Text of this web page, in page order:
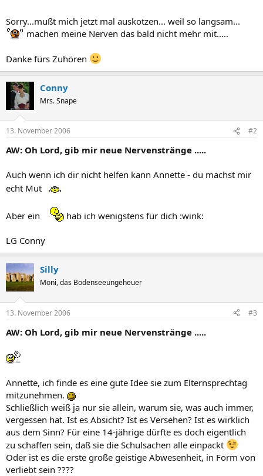
Sorry...mußt mich jetzt mal auskotzen... weil so langsam...
machen meine Nerven das bald nicht mehr mit.....
Danke fürs Zuhören
Conny
Mrs. Snape
13. November 2006 #2
AW: Oh Lord, gib mir neue Nervenstränge .....
Auch wenn ich dir nicht helfen kann Annette - du machst mir
echt Mut
Aber ein hab ich wenigstens für dich :wink:
LG Conny
Silly
Moni, das Bodenseeungeheuer
13. November 2006 #3
AW: Oh Lord, gib mir neue Nervenstränge .....
Annette, ich finde es eine gute Idee sie zum Elternsprechtag
mitzunehmen.
Schließlich weiß ja nur sie allein, warum sie, was auch immer,
vergessen hat. Ist es Absicht? Ist es Versehen? Ist es wirklich
aus dem Sinn? Für eine 14-jährige dürfte es doch eigentlich
zu schaffen sein, daß sie die Schulsachen alle einpackt
Oder ist es die erste große geistige Abwesenheit, in Form von
verliebt sein ????